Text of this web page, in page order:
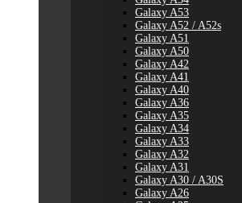
Galaxy A53
Galaxy A52 / A52s
Galaxy A51
Galaxy A50
Galaxy A42
Galaxy A41
Galaxy A40
Galaxy A36
Galaxy A35
Galaxy A34
Galaxy A33
Galaxy A32
Galaxy A31
Galaxy A30 / A30S
Galaxy A26